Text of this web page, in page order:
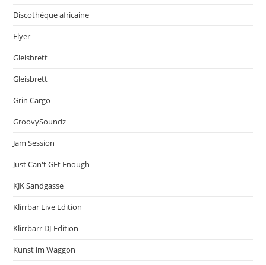
Discothèque africaine
Flyer
Gleisbrett
Gleisbrett
Grin Cargo
GroovySoundz
Jam Session
Just Can't GEt Enough
KJK Sandgasse
Klirrbar Live Edition
Klirrbarr DJ-Edition
Kunst im Waggon